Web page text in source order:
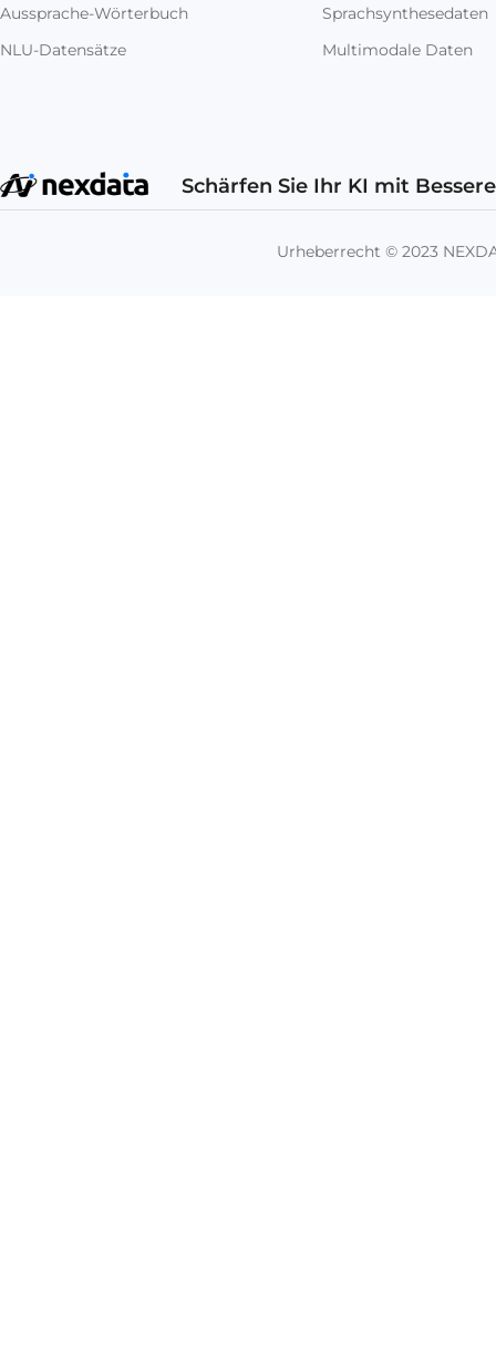
Aussprache-Wörterbuch
NLU-Datensätze
Sprachsynthesedaten
Multimodale Daten
Schärfen Sie Ihr KI mit
Urheberrecht © 2023